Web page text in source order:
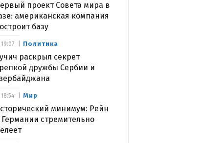
проект Совета мира в
американская компания
базу
Политика
раскрыл секрет
дружбы Сербии и
19:07
Мир
минимум: Рейн
Германии стремительно
18:54